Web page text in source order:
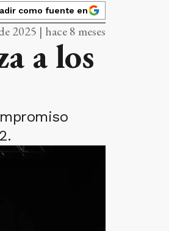
como fuente en
2025 | hace 8 meses
a los